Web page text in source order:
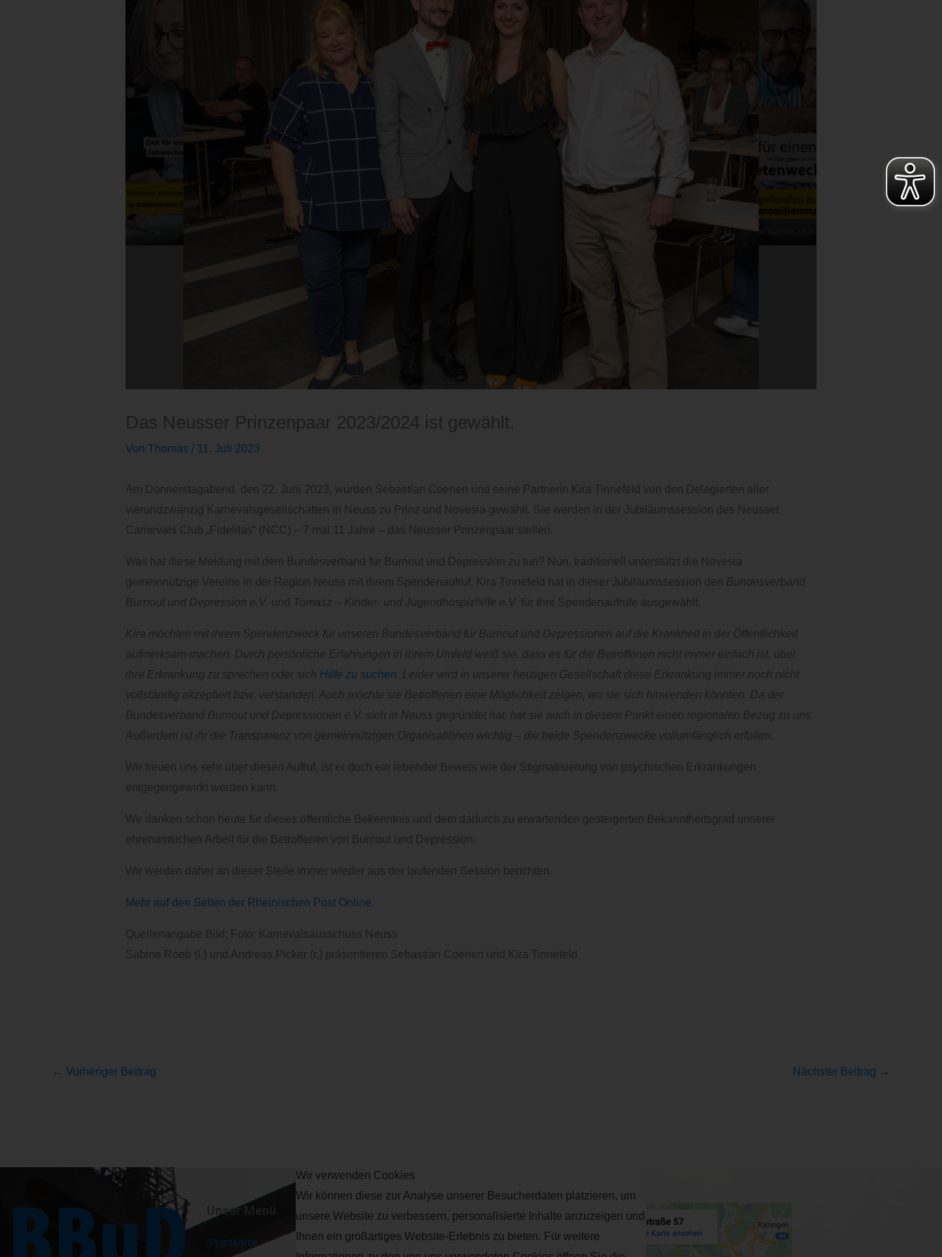
Das Neusser Prinzenpaar 2023/2024 ist gewählt.
Von Thomas / 11. Juli 2023
Am Donnerstagabend, den 22. Juni 2023, wurden Sebastian Coenen und seine Partnerin Kira Tinnefeld von den Delegierten aller
vierundzwanzig Karnevalsgesellschaften in Neuss zu Prinz und Novesia gewählt. Sie werden in der Jubiläumssession des Neusser
Carnevals Club „Fidelitas“ (NCC) – 7 mal 11 Jahre – das Neusser Prinzenpaar stellen.
Was hat diese Meldung mit dem Bundesverband für Burnout und Depression zu tun? Nun, traditionell unterstützt die Novesia
gemeinnützige Vereine in der Region Neuss mit ihrem Spendenaufruf. Kira Tinnefeld hat in dieser Jubiläumssession den Bundesverband
Burnout und Depression e.V. und Tomasz – Kinder- und Jugendhospizhilfe e.V. für ihre Spendenaufrufe ausgewählt.
Kira möchten mit ihrem Spendenzweck für unseren Bundesverband für Burnout und Depressionen auf die Krankheit in der Öffentlichkeit
aufmerksam machen. Durch persönliche Erfahrungen in ihrem Umfeld weiß sie, dass es für die Betroffenen nicht immer einfach ist, über
ihre Erkrankung zu sprechen oder sich Hilfe zu suchen. Leider wird in unserer heutigen Gesellschaft diese Erkrankung immer noch nicht
vollständig akzeptiert bzw. verstanden. Auch möchte sie Betroffenen eine Möglichkeit zeigen, wo sie sich hinwenden könnten. Da der
Bundesverband Burnout und Depressionen e.V. sich in Neuss gegründet hat, hat sie auch in diesem Punkt einen regionalen Bezug zu uns.
Außerdem ist ihr die Transparenz von gemeinnützigen Organisationen wichtig – die beide Spendenzwecke vollumfänglich erfüllen.
Wir freuen uns sehr über diesen Aufruf, ist er doch ein lebender Beweis wie der Stigmatisierung von psychischen Erkrankungen
entgegengewirkt werden kann.
Wir danken schon heute für dieses öffentliche Bekenntnis und dem dadurch zu erwartenden gesteigerten Bekanntheitsgrad unserer
ehrenamtlichen Arbeit für die Betroffenen von Burnout und Depression.
Wir werden daher an dieser Stelle immer wieder aus der laufenden Session berichten.
Mehr auf den Seiten der Rheinischen Post Online.
Quellenangabe Bild; Foto: Karnevalsausschuss Neuss
Sabine Roeb (l.) und Andreas Picker (r.) präsentieren Sebastian Coenen und Kira Tinnefeld
← Vorheriger Beitrag Nächster Beitrag →
Unser Menü
Startseite
Unsere neuesten Beiträge
Gesichter und Einblicke – Wir
sind der BBuD!
Wir verwenden Cookies
Wir können diese zur Analyse unserer Besucherdaten platzieren, um
unsere Website zu verbessern, personalisierte Inhalte anzuzeigen und
Ihnen ein großartiges Website-Erlebnis zu bieten. Für weitere